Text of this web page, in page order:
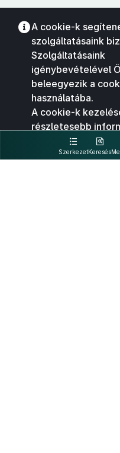
SzerkezetKeresés
A cookie-k
szolgáltatásaink
Szolgáltatásaink
igénybevételével
beleegyezik a
használatába.
A cookie-k
részletesebb
kattintva olvashat.